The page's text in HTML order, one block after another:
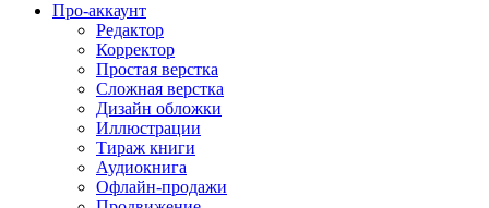
Про-аккаунт
Редактор
Корректор
Простая верстка
Сложная верстка
Дизайн обложки
Иллюстрации
Тираж книги
Аудиокнига
Офлайн-продажи